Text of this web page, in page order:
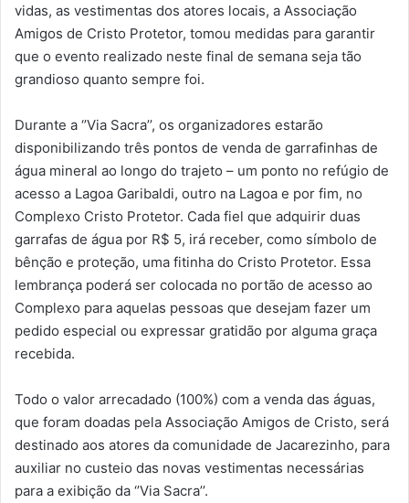
vidas, as vestimentas dos atores locais, a Associação
Amigos de Cristo Protetor, tomou medidas para garantir
que o evento realizado neste final de semana seja tão
grandioso quanto sempre foi.
Durante a ‘’Via Sacra’’, os organizadores estarão
disponibilizando três pontos de venda de garrafinhas de
água mineral ao longo do trajeto – um ponto no refúgio de
acesso a Lagoa Garibaldi, outro na Lagoa e por fim, no
Complexo Cristo Protetor. Cada fiel que adquirir duas
garrafas de água por R$ 5, irá receber, como símbolo de
bênção e proteção, uma fitinha do Cristo Protetor. Essa
lembrança poderá ser colocada no portão de acesso ao
Complexo para aquelas pessoas que desejam fazer um
pedido especial ou expressar gratidão por alguma graça
recebida.
Todo o valor arrecadado (100%) com a venda das águas,
que foram doadas pela Associação Amigos de Cristo, será
destinado aos atores da comunidade de Jacarezinho, para
auxiliar no custeio das novas vestimentas necessárias
para a exibição da ‘’Via Sacra’’.